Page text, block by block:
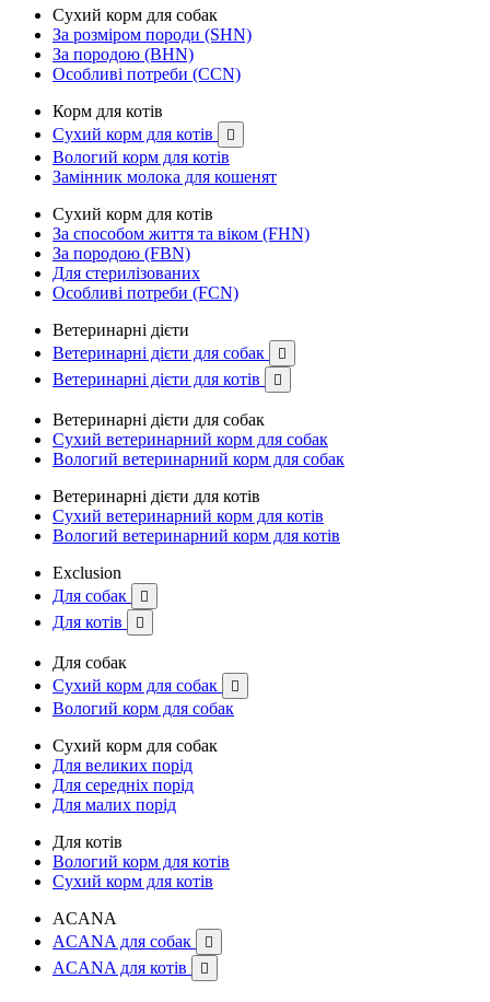
Сухий корм для собак
За розміром породи (SHN)
За породою (BHN)
Особливі потреби (CCN)
Корм для котів
Сухий корм для котів

Вологий корм для котів
Замінник молока для кошенят
Сухий корм для котів
За способом життя та віком (FHN)
За породою (FBN)
Для стерилізованих
Особливі потреби (FCN)
Ветеринарні дієти
Ветеринарні дієти для собак

Ветеринарні дієти для котів 
Ветеринарні дієти для собак
Сухий ветеринарний корм для собак
Вологий ветеринарний корм для собак
Ветеринарні дієти для котів
Сухий ветеринарний корм для котів
Вологий ветеринарний корм для котів
Exclusion
Для собак

Для котів 
Для собак
Сухий корм для собак

Вологий корм для собак
Сухий корм для собак
Для великих порід
Для середніх порід
Для малих порід
Для котів
Вологий корм для котів
Сухий корм для котів
ACANA
ACANA для собак

ACANA для котів 